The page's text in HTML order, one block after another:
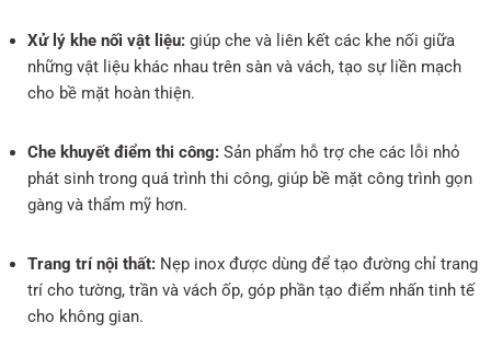
Xử lý khe nối vật liệu: giúp che và liên kết các khe nối giữa
những vật liệu khác nhau trên sàn và vách, tạo sự liền mạch
cho bề mặt hoàn thiện.
Che khuyết điểm thi công: Sản phẩm hỗ trợ che các lỗi nhỏ
phát sinh trong quá trình thi công, giúp bề mặt công trình gọn
gàng và thẩm mỹ hơn.
Trang trí nội thất: Nẹp inox được dùng để tạo đường chỉ trang
trí cho tường, trần và vách ốp, góp phần tạo điểm nhấn tinh tế
cho không gian.